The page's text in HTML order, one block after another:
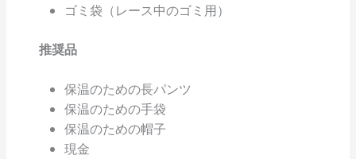
ゴミ袋（レース中のゴミ用）
推奨品
保温のための長パンツ
保温のための手袋
保温のための帽子
現金